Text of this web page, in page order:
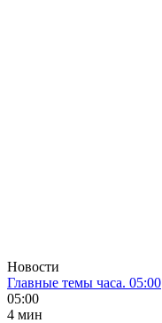
Новости
Главные темы часа. 05:00
05:00
4 мин